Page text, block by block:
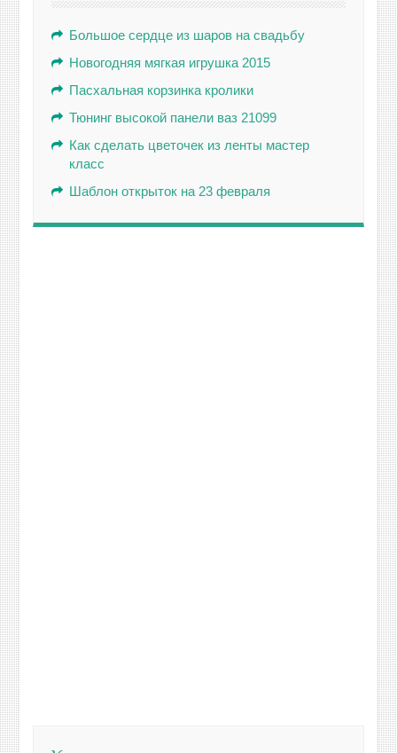
Большое сердце из шаров на свадьбу
Новогодняя мягкая игрушка 2015
Пасхальная корзинка кролики
Тюнинг высокой панели ваз 21099
Как сделать цветочек из ленты мастер
класс
Шаблон открыток на 23 февраля